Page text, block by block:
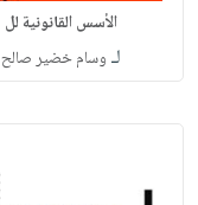
الأسس القانونية لل
لـ وسام خضير صالح